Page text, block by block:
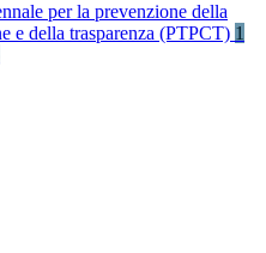
per la prevenzione della
e della trasparenza (PTPCT) 1